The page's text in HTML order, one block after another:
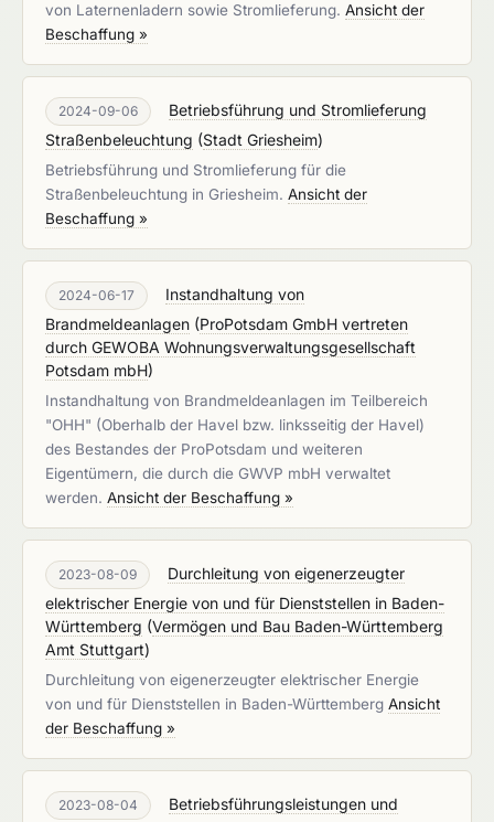
von Laternenladern sowie Stromlieferung. Ansicht der
Beschaffung »
2024-09-06
Betriebsführung und Stromlieferung
Straßenbeleuchtung (Stadt Griesheim)
Betriebsführung und Stromlieferung für die
Straßenbeleuchtung in Griesheim. Ansicht der
Beschaffung »
2024-06-17
Instandhaltung von
Brandmeldeanlagen (ProPotsdam GmbH vertreten
durch GEWOBA Wohnungsverwaltungsgesellschaft
Potsdam mbH)
Instandhaltung von Brandmeldeanlagen im Teilbereich
"OHH" (Oberhalb der Havel bzw. linksseitig der Havel)
des Bestandes der ProPotsdam und weiteren
Eigentümern, die durch die GWVP mbH verwaltet
werden. Ansicht der Beschaffung »
2023-08-09
Durchleitung von eigenerzeugter
elektrischer Energie von und für Dienststellen in Baden-
Württemberg (Vermögen und Bau Baden-Württemberg
Amt Stuttgart)
Durchleitung von eigenerzeugter elektrischer Energie
von und für Dienststellen in Baden-Württemberg Ansicht
der Beschaffung »
2023-08-04
Betriebsführungsleistungen und